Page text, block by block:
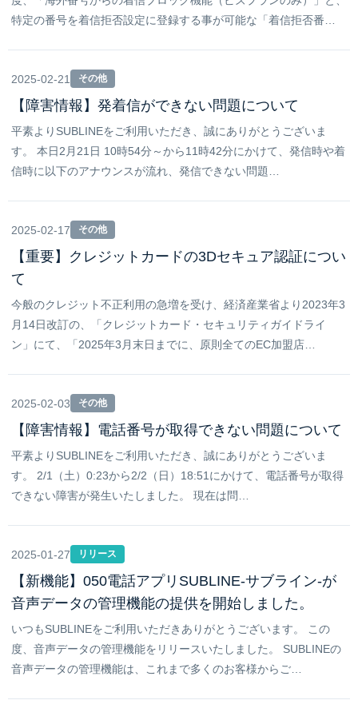
特定の番号を着信拒否設定に登録する事が可能な「着信拒否番…
2025-02-21 その他
【障害情報】発着信ができない問題について
平素よりSUBLINEをご利用いただき、誠にありがとうございま
す。 本日2月21日 10時54分～から11時42分にかけて、発信時や着
信時に以下のアナウンスが流れ、発信できない問題…
2025-02-17 その他
【重要】クレジットカードの3Dセキュア認証につい
て
今般のクレジット不正利用の急増を受け、経済産業省より2023年3
月14日改訂の、「クレジットカード・セキュリティガイドライ
ン」にて、「2025年3月末日までに、原則全てのEC加盟店…
2025-02-03 その他
【障害情報】電話番号が取得できない問題について
平素よりSUBLINEをご利用いただき、誠にありがとうございま
す。 2/1（土）0:23から2/2（日）18:51にかけて、電話番号が取得
できない障害が発生いたしました。 現在は問…
2025-01-27 リリース
【新機能】050電話アプリSUBLINE-サブライン-が
音声データの管理機能の提供を開始しました。
いつもSUBLINEをご利用いただきありがとうございます。 この
度、音声データの管理機能をリリースいたしました。 SUBLINEの
音声データの管理機能は、これまで多くのお客様からご…